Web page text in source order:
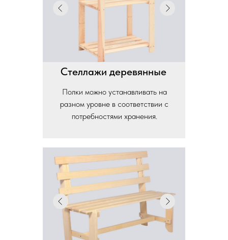
Стеллажи деревянные
Полки можно устанавливать на
разном уровне в соответствии с
потребностями хранения.